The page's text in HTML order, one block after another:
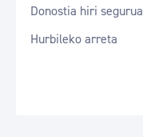
Donostia hiri segurua
Hurbileko arreta